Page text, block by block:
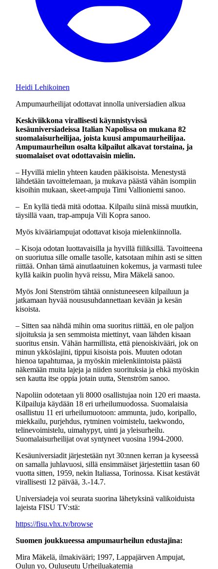
Heidi Lehikoinen
Ampumaurheilijat odottavat innolla universiadien alkua
Keskiviikkona virallisesti käynnistyvissä
kesäuniversiadeissa Italian Napolissa on mukana 82
suomalaisurheilijaa, joista kuusi ampumaurheilijaa.
Ampumaurheilun osalta kilpailut alkavat torstaina, ja
suomalaiset ovat odottavaisin mielin.
– Hyvillä mielin yhteen kauden pääkisoista. Menestystä
lähdetään tavoittelemaan, ja mukava päästä vähän isompiin
kisoihin mukaan, skeet-ampuja Timi Vallioniemi sanoo.
– En kyllä tiedä mitä odottaa. Kilpailu siinä missä muutkin,
täysillä vaan, trap-ampuja Vili Kopra sanoo.
Myös kivääriampujat odottavat kisoja mielenkiinnolla.
– Kisoja odotan luottavaisilla ja hyvillä fiiliksillä. Tavoitteena
on suoriutua sille omalle tasolle, katsotaan mihin asti se sitten
riittää. Onhan tämä ainutlaatuinen kokemus, ja varmasti tulee
kyllä kaikin puolin hyvä reissu, Mira Mäkelä sanoo.
Myös Joni Stenström tähtää onnistuneeseen kilpailuun ja
jatkamaan hyvää noususuhdannettaan kevään ja kesän
kisoista.
– Sitten saa nähdä mihin oma suoritus riittää, en ole paljon
sijoituksia ja sen semmoista miettinyt, vaan lähden kisaan
suoritus ensin. Vähän harmillista, että pienoiskivääri, jok on
minun ykköslajini, tippui kisoista pois. Muuten odotan
hienoa tapahtumaa, ja myöskin mielenkiintoista päästä
näkemään muita lajeja ja niiden suorituksia ja ehkä myöskin
sen kautta itse oppia jotain uutta, Stenström sanoo.
Napoliin odotetaan yli 8000 osallistujaa noin 120 eri maasta.
Kilpailuja käydään 18 eri urheilumuodossa. Suomalaisia
osallistuu 11 eri urheilumuotoon: ammunta, judo, koripallo,
miekkailu, purjehdus, rytminen voimistelu, taekwondo,
telinevoimistelu, uimahypyt, uinti ja yleisurheilu.
Suomalaisurheilijat ovat syntyneet vuosina 1994-2000.
Kesäuniversiadit järjestetään nyt 30:nnen kerran ja kyseessä
on samalla juhlavuosi, sillä ensimmäiset järjestettiin tasan 60
vuotta sitten, 1959, nekin Italiassa, Torinossa. Kisat kestävät
virallisesti 12 päivää, 3.-14.7.
Universiadeja voi seurata suorina lähetyksinä valikoiduista
lajeista FISU TV:stä:
https://fisu.vhx.tv/browse
Suomen joukkueessa ampumaurheilun edustajina:
Mira Mäkelä, ilmakivääri; 1997, Lappajärven Ampujat,
Oulun yo, Ouluseutu Urheiluakatemia